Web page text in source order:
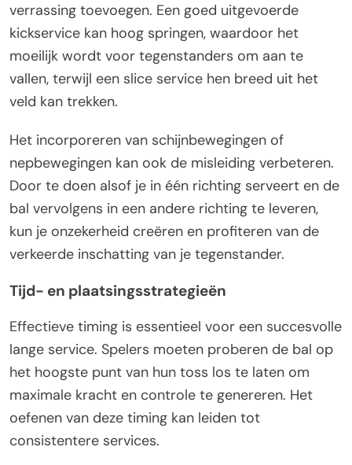
verrassing toevoegen. Een goed uitgevoerde
kickservice kan hoog springen, waardoor het
moeilijk wordt voor tegenstanders om aan te
vallen, terwijl een slice service hen breed uit het
veld kan trekken.
Het incorporeren van schijnbewegingen of
nepbewegingen kan ook de misleiding verbeteren.
Door te doen alsof je in één richting serveert en de
bal vervolgens in een andere richting te leveren,
kun je onzekerheid creëren en profiteren van de
verkeerde inschatting van je tegenstander.
Tijd- en plaatsingsstrategieën
Effectieve timing is essentieel voor een succesvolle
lange service. Spelers moeten proberen de bal op
het hoogste punt van hun toss los te laten om
maximale kracht en controle te genereren. Het
oefenen van deze timing kan leiden tot
consistentere services.